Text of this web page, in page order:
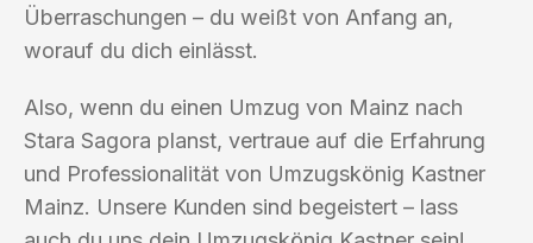
Überraschungen – du weißt von Anfang an,
worauf du dich einlässt.
Also, wenn du einen Umzug von Mainz nach
Stara Sagora planst, vertraue auf die Erfahrung
und Professionalität von Umzugskönig Kastner
Mainz. Unsere Kunden sind begeistert – lass